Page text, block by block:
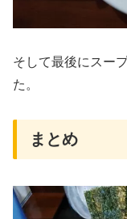
そして最後にスー
た。
まとめ